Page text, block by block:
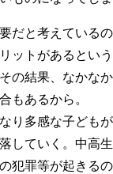
だと考えている
ットがあるとい
の結果、なかな
もあるから。
り多感な子ども
していく。中高
犯罪等が起きる